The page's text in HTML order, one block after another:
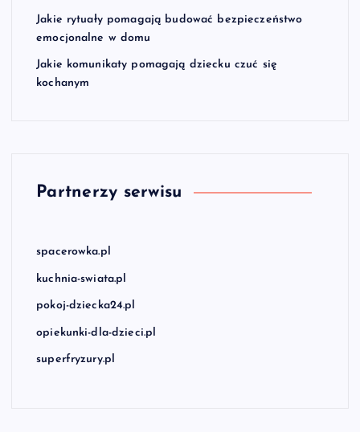
Jakie rytuały pomagają budować bezpieczeństwo
emocjonalne w domu
Jakie komunikaty pomagają dziecku czuć się
kochanym
Partnerzy serwisu
spacerowka.pl
kuchnia-swiata.pl
pokoj-dziecka24.pl
opiekunki-dla-dzieci.pl
superfryzury.pl